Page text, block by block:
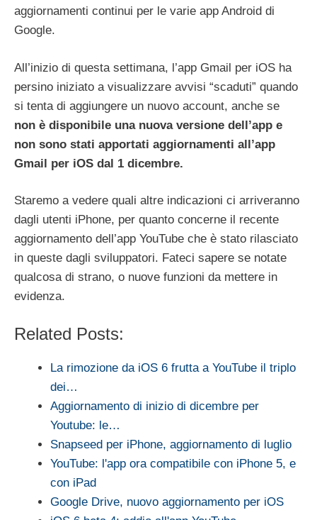
aggiornamenti continui per le varie app Android di
Google.
All’inizio di questa settimana, l’app Gmail per iOS ha
persino iniziato a visualizzare avvisi “scaduti” quando
si tenta di aggiungere un nuovo account, anche se
non è disponibile una nuova versione dell’app e
non sono stati apportati aggiornamenti all’app
Gmail per iOS dal 1 dicembre.
Staremo a vedere quali altre indicazioni ci arriveranno
dagli utenti iPhone, per quanto concerne il recente
aggiornamento dell’app YouTube che è stato rilasciato
in queste dagli sviluppatori. Fateci sapere se notate
qualcosa di strano, o nuove funzioni da mettere in
evidenza.
Related Posts:
La rimozione da iOS 6 frutta a YouTube il triplo
dei…
Aggiornamento di inizio di dicembre per
Youtube: le…
Snapseed per iPhone, aggiornamento di luglio
YouTube: l'app ora compatibile con iPhone 5, e
con iPad
Google Drive, nuovo aggiornamento per iOS